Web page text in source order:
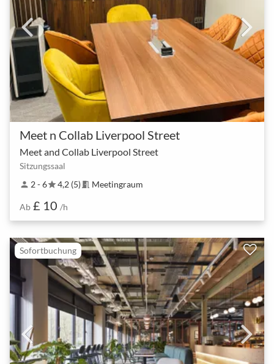
Meet n Collab Liverpool Street
Meet and Collab Liverpool Street
Sitzungssaal
person 2 - 6star4,2 (5) meeting_room Meetingraum
Ab £ 10 /h
Sofortbuchung